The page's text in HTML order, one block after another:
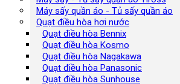
Máy sấy quần áo - Tủ sấy quần áo
Quạt điều hòa hơi nước
Quạt điều hòa Bennix
Quạt điều hòa Kosmo
Quạt điều hòa Nagakawa
Quạt điều hòa Panasonic
Quạt điều hòa Sunhouse